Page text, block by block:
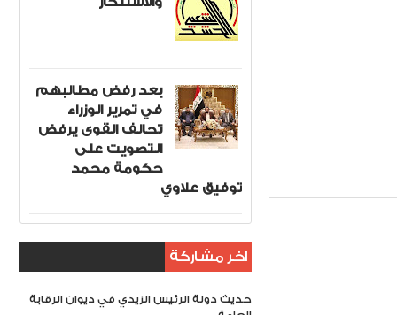
بعد رفض مطالبهم
في تمرير الوزراء
تحالف القوى يرفض
التصويت على
حكومة محمد
توفيق علاوي
اخر مشاركة
حديث دولة الرئيس الزيدي في ديوان الرقابة